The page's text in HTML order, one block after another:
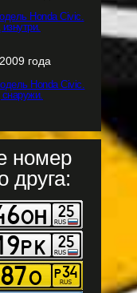
года
номер
друга: